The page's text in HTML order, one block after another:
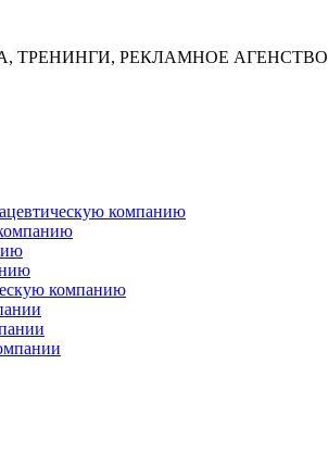
ТРЕНИНГИ, РЕКЛАМНОЕ АГЕНСТВО
компанию
компанию